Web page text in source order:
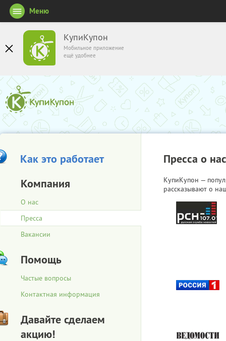
КупиКупон
Мобильное приложение
ещё удобнее
Меню
Как это работает
Компания
О нас
Пресса
Вакансии
Помощь
Частые вопросы
Контактная информация
Давайте сделаем
акцию!
Пресса о нас
КупиКупон —
рассказывают о